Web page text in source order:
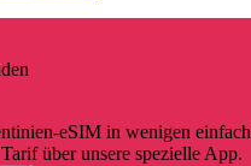
eSIM in wenigen
über unsere spezielle App.